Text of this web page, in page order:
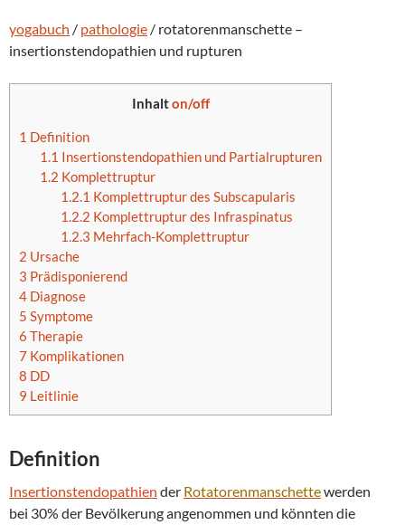
yogabuch / pathologie / rotatorenmanschette –
insertionstendopathien und rupturen
Inhalton/off
1 Definition
1.1 Insertionstendopathien und Partialrupturen
1.2 Komplettruptur
1.2.1 Komplettruptur des Subscapularis
1.2.2 Komplettruptur des Infraspinatus
1.2.3 Mehrfach-Komplettruptur
2 Ursache
3 Prädisponierend
4 Diagnose
5 Symptome
6 Therapie
7 Komplikationen
8 DD
9 Leitlinie
Definition
Insertionstendopathien der Rotatorenmanschettewerden
bei 30% der Bevölkerung angenommen und könnten die